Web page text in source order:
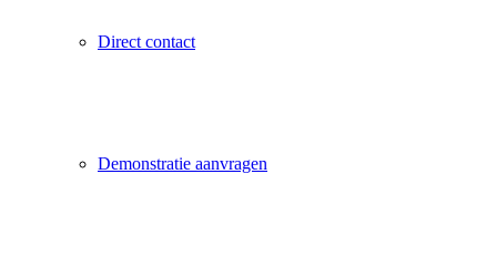
Direct contact
Demonstratie aanvragen